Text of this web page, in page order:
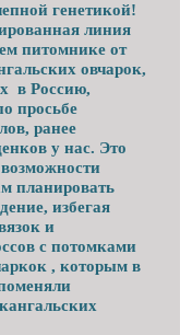
генетикой!
линия
питомнике от
овчарок,
в Россию,
просьбе
ранее
у нас. Это
планировать
избегая
и
с потомками
, которым в